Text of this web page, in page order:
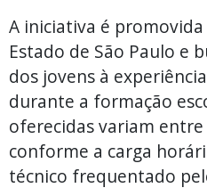
A iniciativa é
Estado de São Paulo e
dos jovens à
durante a formação
oferecidas variam entre
conforme a carga
técnico frequentado